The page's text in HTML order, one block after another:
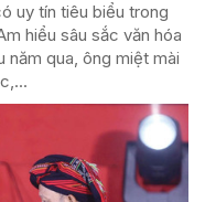
uy tín tiêu biểu trong
hiểu sâu sắc văn hóa
năm qua, ông miệt mài